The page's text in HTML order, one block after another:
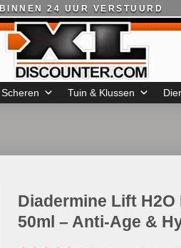
BINNEN 24 UUR VERSTUURD
Scheren Tuin & Klussen
Diadermine Lift H2O
50ml – Anti-Age &